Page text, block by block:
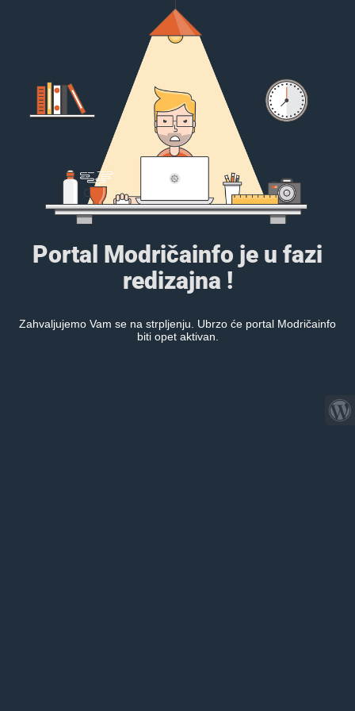
Portal Modričainfo je u fazi
redizajna !
Zahvaljujemo Vam se na strpljenju. Ubrzo će portal Modričainfo
biti opet aktivan.